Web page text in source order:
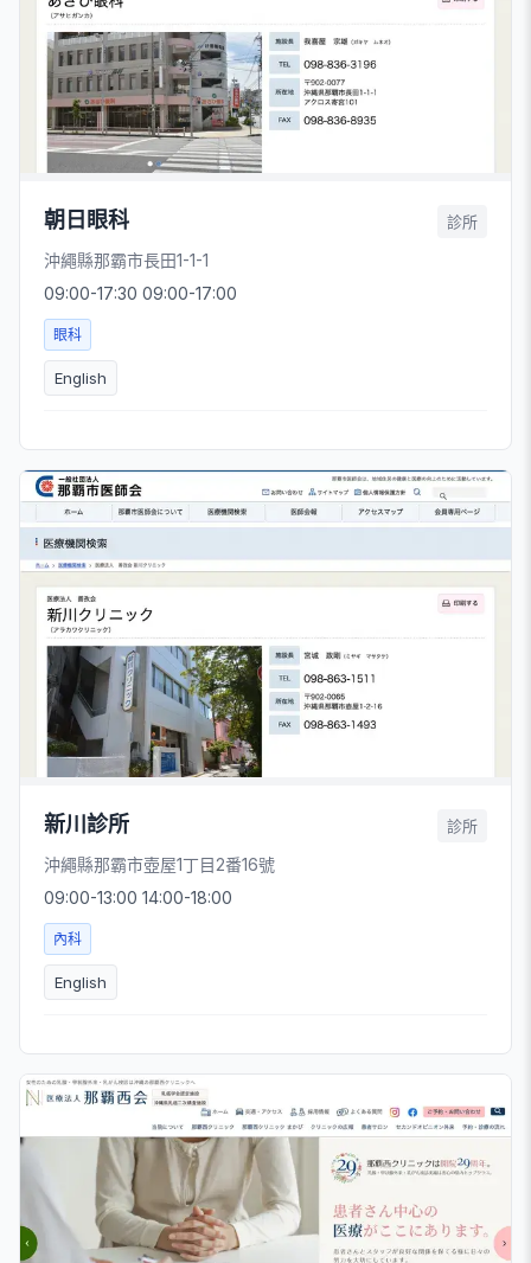
朝日眼科 診所
沖繩縣那霸市長田1-1-1
09:00-17:30 09:00-17:00
眼科
English
新川診所 診所
沖繩縣那霸市壺屋1丁目2番16號
09:00-13:00 14:00-18:00
內科
English